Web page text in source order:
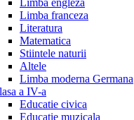
Limba engleza
Limba franceza
Literatura
Matematica
Stiintele naturii
Altele
Limba moderna Germana
a IV-a
Educatie civica
Educatie muzicala